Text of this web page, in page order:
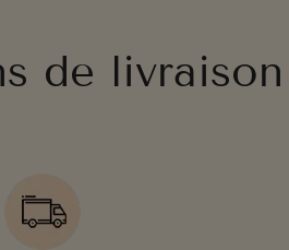
de livraison